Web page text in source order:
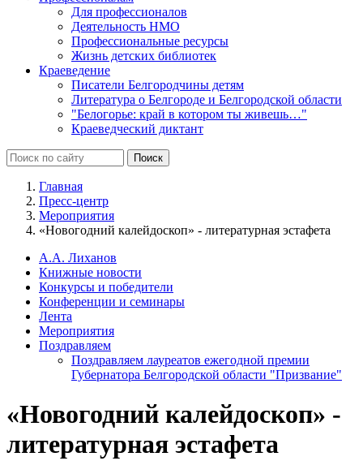
Для профессионалов
Деятельность НМО
Профессиональные ресурсы
Жизнь детских библиотек
Краеведение
Писатели Белгородчины детям
Литература о Белгороде и Белгородской области
"Белогорье: край в котором ты живешь…"
Краеведческий диктант
Главная
Пресс-центр
Мероприятия
«Новогодний калейдоскоп» - литературная эстафета
А.А. Лиханов
Книжные новости
Конкурсы и победители
Конференции и семинары
Лента
Мероприятия
Поздравляем
Поздравляем лауреатов ежегодной премии
Губернатора Белгородской области "Призвание"
«Новогодний калейдоскоп» -
литературная эстафета